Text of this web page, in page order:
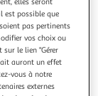
est possible que
pas pertinents
vos choix ou
le lien "Gérer
auront un effet
vous à notre
externes